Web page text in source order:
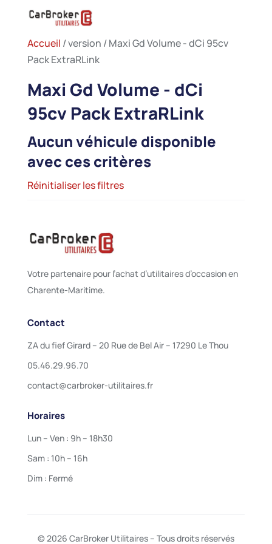
Accueil / version / Maxi Gd Volume - dCi 95cv
Pack ExtraRLink
Maxi Gd Volume - dCi
95cv Pack ExtraRLink
Aucun véhicule disponible
avec ces critères
Réinitialiser les filtres
Votre partenaire pour l’achat d’utilitaires d’occasion en
Charente-Maritime.
Contact
ZA du fief Girard – 20 Rue de Bel Air – 17290 Le Thou
05.46.29.96.70
contact@carbroker-utilitaires.fr
Horaires
Lun – Ven : 9h – 18h30
Sam : 10h – 16h
Dim : Fermé
© 2026 CarBroker Utilitaires – Tous droits réservés